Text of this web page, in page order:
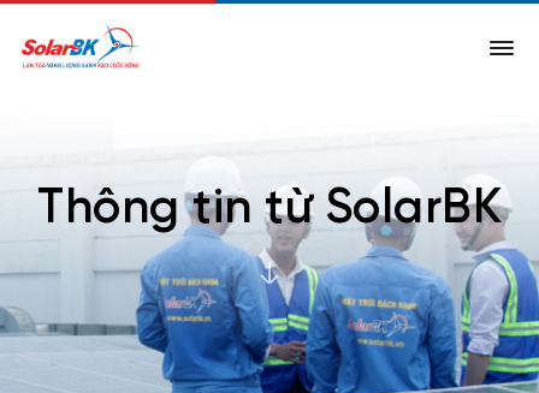
Thông tin từ SolarBK